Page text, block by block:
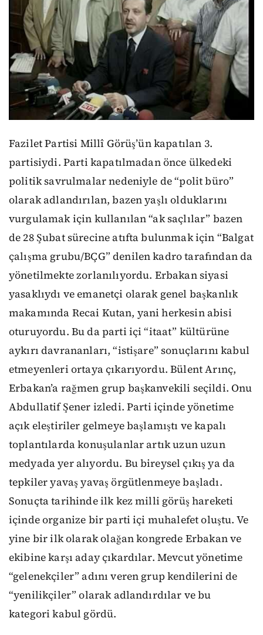
Fazilet Partisi Millî Görüş’ün kapatılan 3.
partisiydi. Parti kapatılmadan önce ülkedeki
politik savrulmalar nedeniyle de “polit büro”
olarak adlandırılan, bazen yaşlı olduklarını
vurgulamak için kullanılan “ak saçlılar” bazen
de 28 Şubat sürecine atıfta bulunmak için “Balgat
çalışma grubu/BÇG” denilen kadro tarafından da
yönetilmekte zorlanılıyordu. Erbakan siyasi
yasaklıydı ve emanetçi olarak genel başkanlık
makamında Recai Kutan, yani herkesin abisi
oturuyordu. Bu da parti içi “itaat” kültürüne
aykırı davrananları, “istişare” sonuçlarını kabul
etmeyenleri ortaya çıkarıyordu. Bülent Arınç,
Erbakan’a rağmen grup başkanvekili seçildi. Onu
Abdullatif Şener izledi. Parti içinde yönetime
açık eleştiriler gelmeye başlamıştı ve kapalı
toplantılarda konuşulanlar artık uzun uzun
medyada yer alıyordu. Bu bireysel çıkış ya da
tepkiler yavaş yavaş örgütlenmeye başladı.
Sonuçta tarihinde ilk kez milli görüş hareketi
içinde organize bir parti içi muhalefet oluştu. Ve
yine bir ilk olarak olağan kongrede Erbakan ve
ekibine karşı aday çıkardılar. Mevcut yönetime
“gelenekçiler” adını veren grup kendilerini de
“yenilikçiler” olarak adlandırdılar ve bu
kategori kabul gördü.